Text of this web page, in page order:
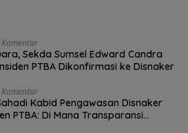
Sekda Sumsel Edward Candra
PTBA Dikonfirmasi ke Disnaker
Komentar
Kabid Pengawasan Disnaker
PTBA: Di Mana Transparansi